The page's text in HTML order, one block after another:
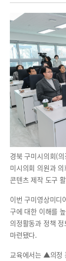
경북 구미시의회(
미시의회 의원과
콘텐츠 제작 도구
이번 구미영상미디
구에 대한 이해를
의정활동과 정책
마련됐다.
교육에서는 ▲의정